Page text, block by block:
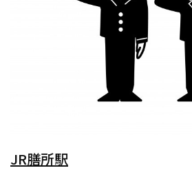
JR膳所駅